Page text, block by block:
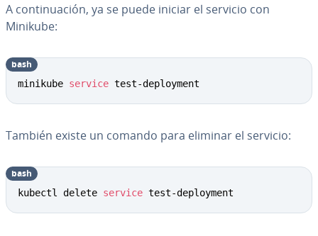
A co­n­ti­nua­ción, ya se puede iniciar el servicio con
Minikube:
minikube service test-deployment
bash
También existe un comando para eliminar el servicio:
kubectl delete service test-deployment
bash